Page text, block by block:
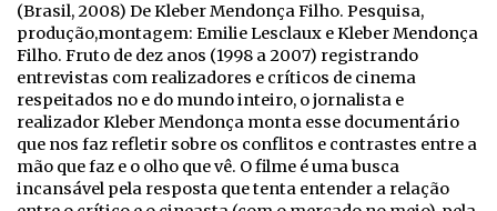
(Brasil, 2008) De Kleber Mendonça Filho. Pesquisa,
produção,montagem: Emilie Lesclaux e Kleber Mendonça
Filho. Fruto de dez anos (1998 a 2007) registrando
entrevistas com realizadores e críticos de cinema
respeitados no e do mundo inteiro, o jornalista e
realizador Kleber Mendonça monta esse documentário
que nos faz refletir sobre os conflitos e contrastes entre a
mão que faz e o olho que vê. O filme é uma busca
incansável pela resposta que tenta entender a relação